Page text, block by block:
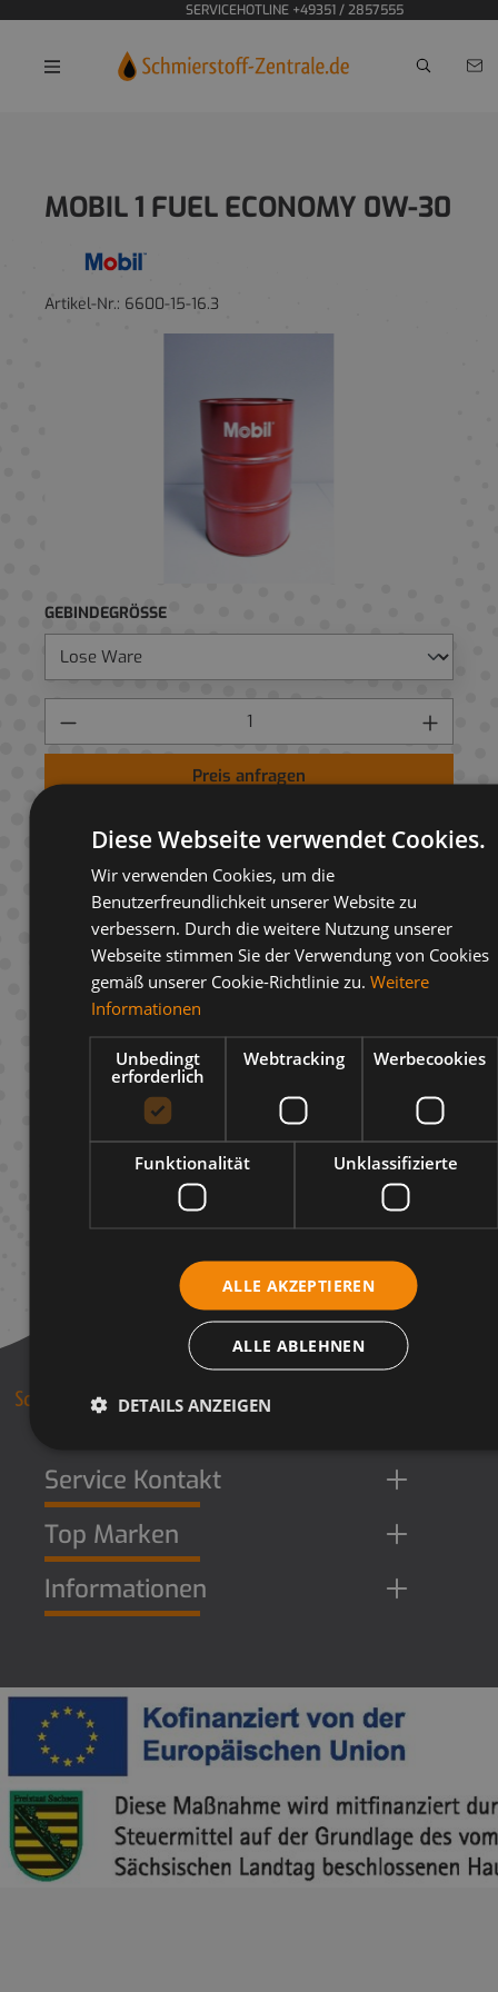
SERVICEHOTLINE +49351 / 2857555
MOBIL 1 FUEL ECONOMY 0W-30
Artikel-Nr.: 6600-15-16.3
GEBINDEGRÖSSE
Preis anfragen
AUF ANFRAGELISTE
Beschreibung
Infos zum Hersteller
Service Kontakt
Top Marken
Informationen
Diese Webseite verwendet Cookies.
Wir verwenden Cookies, um die
Benutzerfreundlichkeit unserer Website zu
verbessern. Durch die weitere Nutzung unserer
Webseite stimmen Sie der Verwendung von Cookies
gemäß unserer Cookie-Richtlinie zu. Weitere
Informationen
Unbedingt
erforderlich
Webtracking Werbecookies
Funktionalität Unklassifizierte
ALLE AKZEPTIEREN
ALLE ABLEHNEN
DETAILS ANZEIGEN